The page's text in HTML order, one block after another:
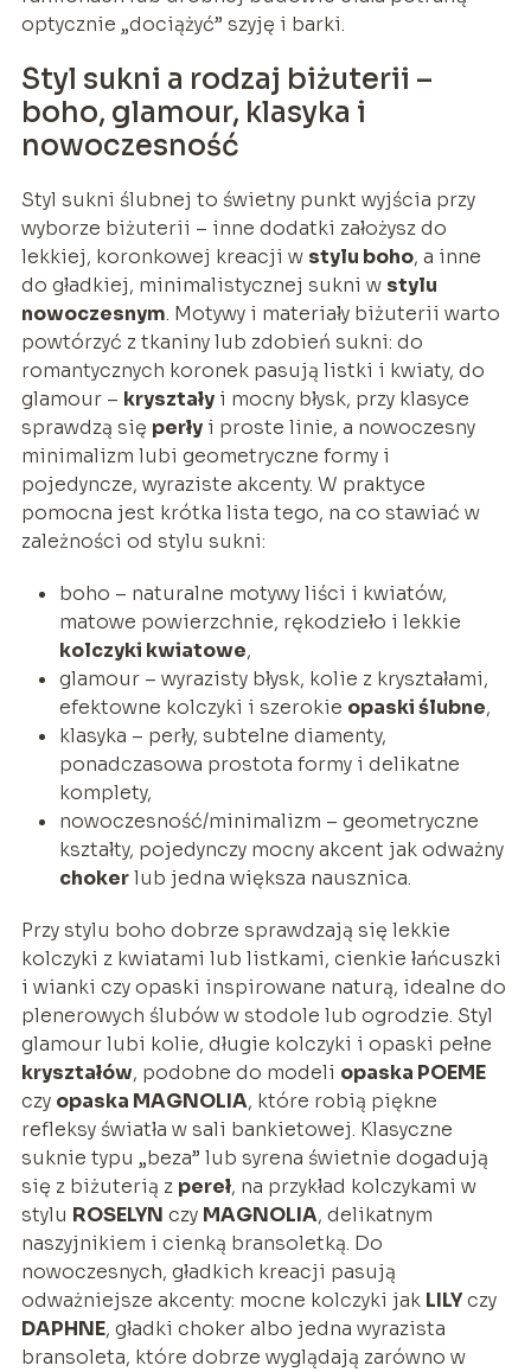
optycznie „dociążyć” szyję i barki.
Styl sukni a rodzaj biżuterii –
boho, glamour, klasyka i
nowoczesność
Styl sukni ślubnej to świetny punkt wyjścia przy
wyborze biżuterii – inne dodatki założysz do
lekkiej, koronkowej kreacji w stylu boho, a inne
do gładkiej, minimalistycznej sukni w stylu
nowoczesnym. Motywy i materiały biżuterii warto
powtórzyć z tkaniny lub zdobień sukni: do
romantycznych koronek pasują listki i kwiaty, do
glamour – kryształyi mocny błysk, przy klasyce
sprawdzą się perłyi proste linie, a nowoczesny
minimalizm lubi geometryczne formy i
pojedyncze, wyraziste akcenty. W praktyce
pomocna jest krótka lista tego, na co stawiać w
zależności od stylu sukni:
boho – naturalne motywy liści i kwiatów,
matowe powierzchnie, rękodzieło i lekkie
kolczyki kwiatowe,
glamour – wyrazisty błysk, kolie z kryształami,
efektowne kolczyki i szerokie opaski ślubne,
klasyka – perły, subtelne diamenty,
ponadczasowa prostota formy i delikatne
komplety,
nowoczesność/minimalizm – geometryczne
kształty, pojedynczy mocny akcent jak odważny
chokerlub jedna większa nausznica.
Przy stylu boho dobrze sprawdzają się lekkie
kolczyki z kwiatami lub listkami, cienkie łańcuszki
i wianki czy opaski inspirowane naturą, idealne do
plenerowych ślubów w stodole lub ogrodzie. Styl
glamour lubi kolie, długie kolczyki i opaski pełne
kryształów, podobne do modeli opaska POEME
czy opaska MAGNOLIA, które robią piękne
refleksy światła w sali bankietowej. Klasyczne
suknie typu „beza” lub syrena świetnie dogadują
się z biżuterią z pereł, na przykład kolczykami w
stylu ROSELYN czy MAGNOLIA, delikatnym
naszyjnikiem i cienką bransoletką. Do
nowoczesnych, gładkich kreacji pasują
odważniejsze akcenty: mocne kolczyki jak LILYczy
DAPHNE, gładki choker albo jedna wyrazista
bransoleta, które dobrze wyglądają zarówno w